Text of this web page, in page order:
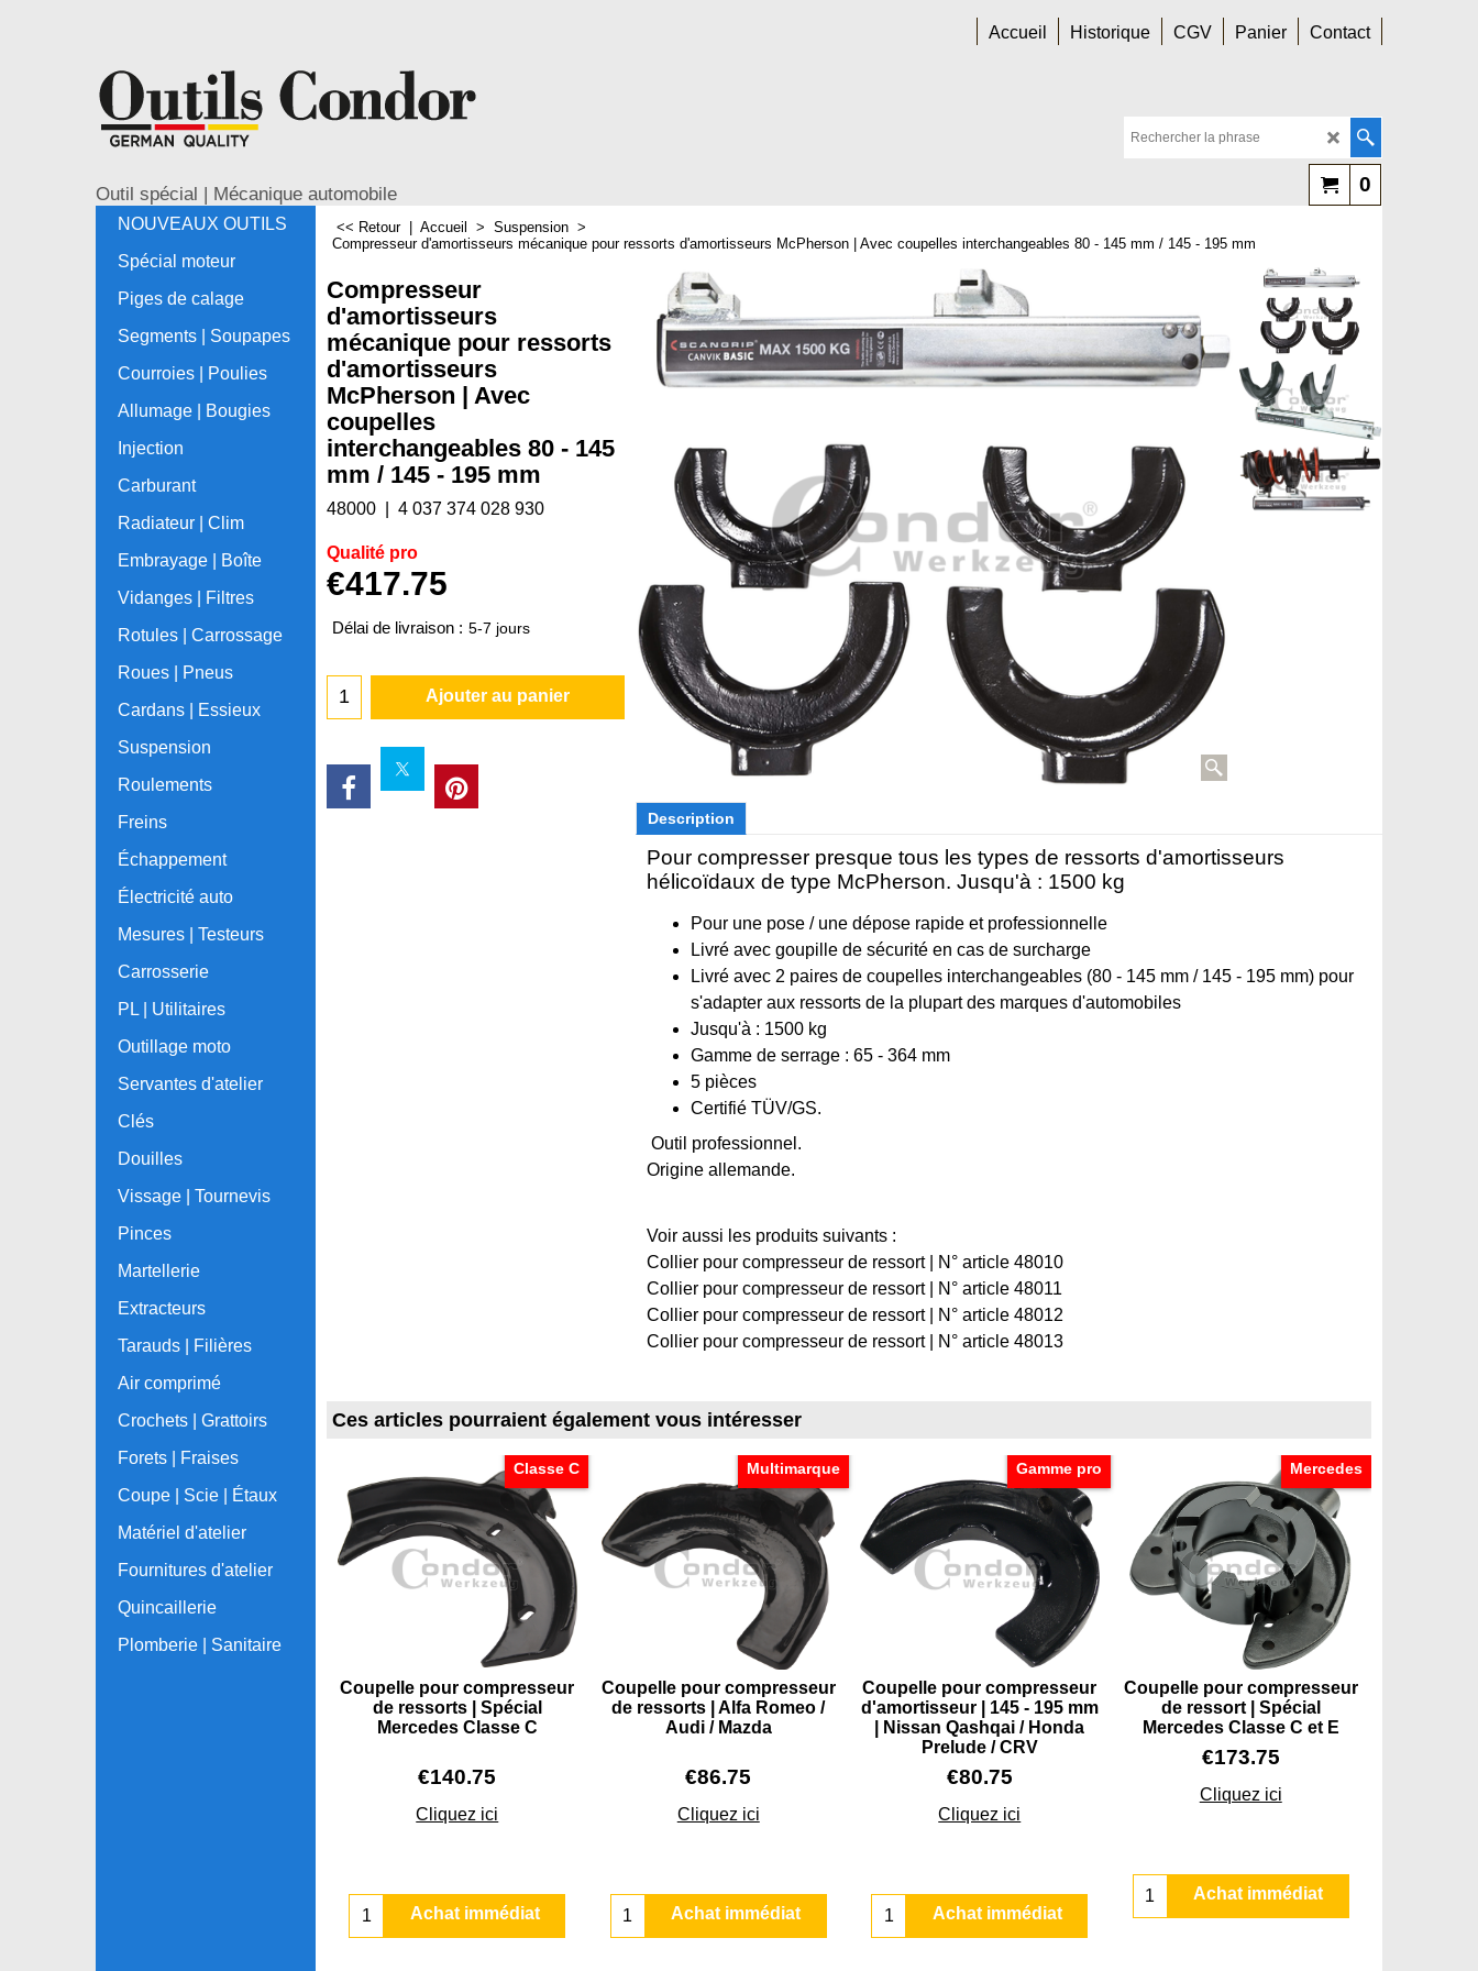
Accueil Historique CGV Panier Contact
Outil spécial | Mécanique automobile 0
NOUVEAUX OUTILS
Spécial moteur
Piges de calage
Segments | Soupapes
Courroies | Poulies
Allumage | Bougies
Injection
Carburant
Radiateur | Clim
Embrayage | Boîte
Vidanges | Filtres
Rotules | Carrossage
Roues | Pneus
Cardans | Essieux
Suspension
Roulements
Freins
Échappement
Électricité auto
Mesures | Testeurs
Carrosserie
PL | Utilitaires
Outillage moto
Servantes d'atelier
Clés
Douilles
Vissage | Tournevis
Pinces
Martellerie
Extracteurs
Tarauds | Filières
Air comprimé
Crochets | Grattoirs
Forets | Fraises
Coupe | Scie | Étaux
Matériel d'atelier
Fournitures d'atelier
Quincaillerie
Plomberie | Sanitaire
<< Retour Accueil > Suspension >
Compresseur d'amortisseurs mécanique pour ressorts d'amortisseurs McPherson | Avec coupelles interchangeables 80 - 145 mm / 145 - 195 mm
Compresseur
d'amortisseurs
mécanique pour ressorts
d'amortisseurs
McPherson | Avec
coupelles
interchangeables 80 - 145
mm / 145 - 195 mm
48000 4 037 374 028 930
Qualité pro
€417.75
Délai de livraison : 5-7 jours
Ajouter au panier
Description
Pour compresser presque tous les types de ressorts d'amortisseurs
hélicoïdaux de type McPherson. Jusqu'à : 1500 kg
Pour une pose / une dépose rapide et professionnelle
Livré avec goupille de sécurité en cas de surcharge
Livré avec 2 paires de coupelles interchangeables (80 - 145 mm / 145 - 195 mm) pour
s'adapter aux ressorts de la plupart des marques d'automobiles
Jusqu'à : 1500 kg
Gamme de serrage : 65 - 364 mm
5 pièces
Certifié TÜV/GS.
Outil professionnel.
Origine allemande.
Voir aussi les produits suivants :
Collier pour compresseur de ressort | N° article 48010
Collier pour compresseur de ressort | N° article 48011
Collier pour compresseur de ressort | N° article 48012
Collier pour compresseur de ressort | N° article 48013
Ces articles pourraient également vous intéresser
Classe C
Coupelle pour compresseur
de ressorts | Spécial
Mercedes Classe C
€140.75
Cliquez ici
Achat immédiat
Multimarque
Coupelle pour compresseur
de ressorts | Alfa Romeo /
Audi / Mazda
€86.75
Cliquez ici
Achat immédiat
Gamme pro
Coupelle pour compresseur
d'amortisseur | 145 - 195 mm
| Nissan Qashqai / Honda
Prelude / CRV
€80.75
Cliquez ici
Achat immédiat
Mercedes
Coupelle pour compresseur
de ressort | Spécial
Mercedes Classe C et E
€173.75
Cliquez ici
Achat immédiat